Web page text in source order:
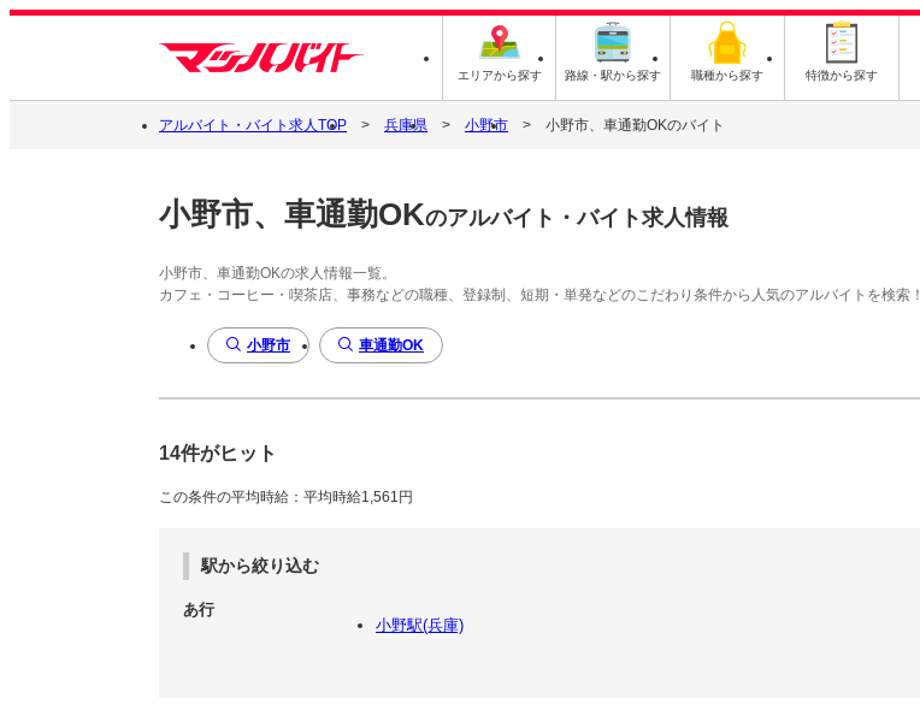
エリアから探す 路線・駅から探す 職種から探す 特徴から探す
アルバイト・バイト求人TOP 兵庫県 小野市 小野市、車通勤OKのバイト
小野市、車通勤OKのアルバイト・バイト求人情報
小野市、車通勤OKの求人情報一覧。
カフェ・コーヒー・喫茶店、事務などの職種、登録制、短期・単発などのこだわり条件から人気のアルバイトを検索！
小野市 車通勤OK
14件がヒット
この条件の平均時給：平均時給1,561円
駅から絞り込む
あ行
小野駅(兵庫)